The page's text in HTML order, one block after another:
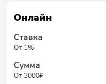
Онлайн
Ставка
От 1%
Сумма
От 3000₽